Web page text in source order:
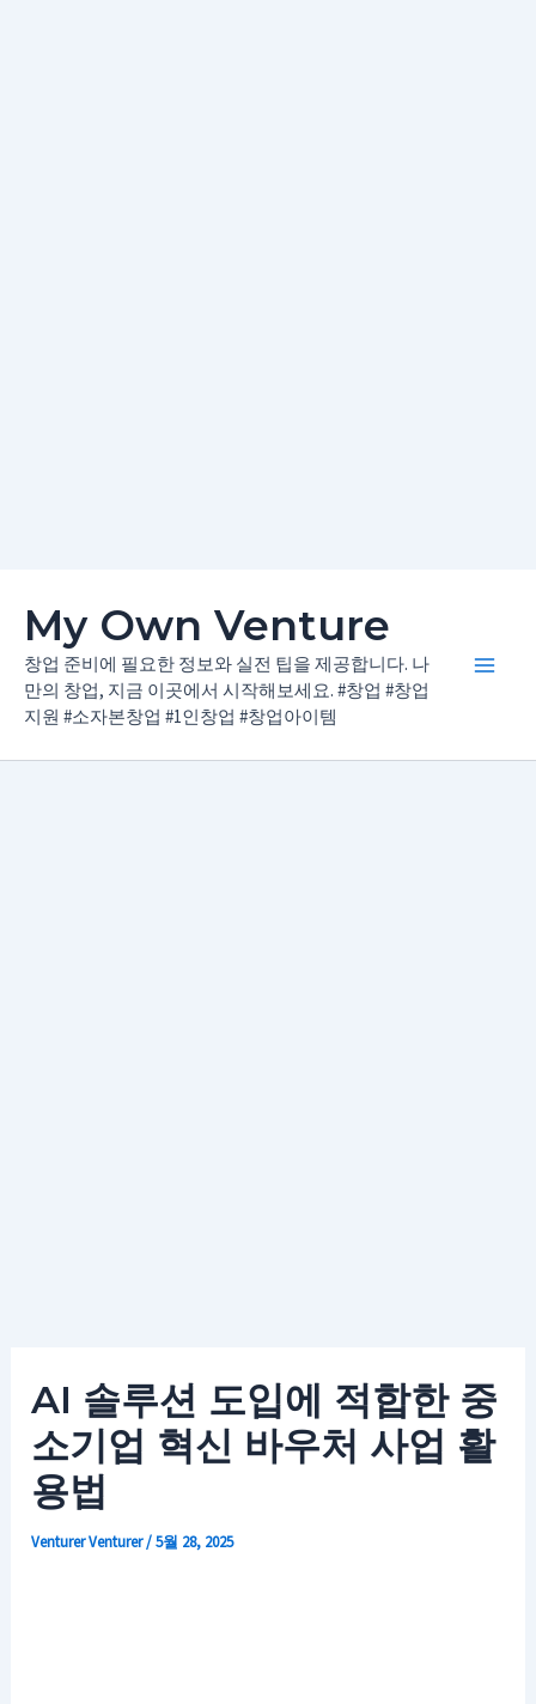
My Own Venture
창업 준비에 필요한 정보와 실전 팁을 제공합니다. 나
만의 창업, 지금 이곳에서 시작해보세요. #창업 #창업
지원 #소자본창업 #1인창업 #창업아이템
AI 솔루션 도입에 적합한 중
소기업 혁신 바우처 사업 활
용법
VenturerVenturer/5월 28, 2025